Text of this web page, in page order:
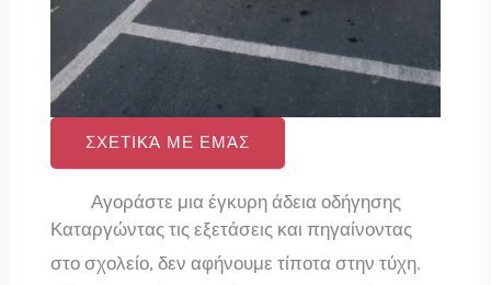
ΣΧΕΤΙΚΆ ΜΕ ΕΜΆΣ
Αγοράστε μια έγκυρη άδεια οδήγησης
Καταργώντας τις εξετάσεις και πηγαίνοντας
στο σχολείο, δεν αφήνουμε τίποτα στην τύχη.